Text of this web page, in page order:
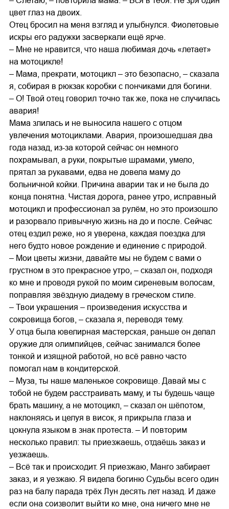
цвет глаз на двоих.
Отец бросил на меня взгляд и улыбнулся. Фиолетовые
искры его радужки засверкали ещё ярче.
– Мне не нравится, что наша любимая дочь «летает»
на мотоцикле!
– Мама, прекрати, мотоцикл – это безопасно, – сказала
я, собирая в рюкзак коробки с пончиками для богини.
– О! Твой отец говорил точно так же, пока не случилась
авария!
Мама злилась и не выносила нашего с отцом
увлечения мотоциклами. Авария, произошедшая два
года назад, из-за которой сейчас он немного
похрамывал, а руки, покрытые шрамами, умело,
прятал за рукавами, едва не довела маму до
больничной койки. Причина аварии так и не была до
конца понятна. Чистая дорога, ранее утро, исправный
мотоцикл и профессионал за рулём, но это произошло
и разорвало привычную жизнь на до и после. Сейчас
отец ездил реже, но я уверена, каждая поездка для
него будто новое рождение и единение с природой.
– Мои цветы жизни, давайте мы не будем с вами о
грустном в это прекрасное утро, – сказал он, подходя
ко мне и проводя рукой по моим сиреневым волосам,
поправляя звёздную диадему в греческом стиле.
– Твои украшения – произведения искусства и
сокровища богов, – сказала я, переводя тему.
У отца была ювелирная мастерская, раньше он делал
оружие для олимпийцев, сейчас занимался более
тонкой и изящной работой, но всё равно часто
помогал нам в кондитерской.
– Муза, ты наше маленькое сокровище. Давай мы с
тобой не будем расстраивать маму, и ты будешь чаще
брать машину, а не мотоцикл, – сказал он шёпотом,
наклоняясь и целуя в висок, я прикрыла глаза и
цокнула языком в знак протеста. – И повторим
несколько правил: ты приезжаешь, отдаёшь заказ и
уезжаешь.
– Всё так и происходит. Я приезжаю, Манго забирает
заказ, и я уезжаю. Я видела богиню Судьбы всего один
раз на балу парада трёх Лун десять лет назад. И даже
если она соизволит выйти ко мне, она ничего мне не